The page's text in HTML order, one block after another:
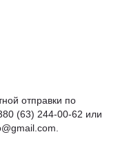
отправки по
(63) 244-00-62 или